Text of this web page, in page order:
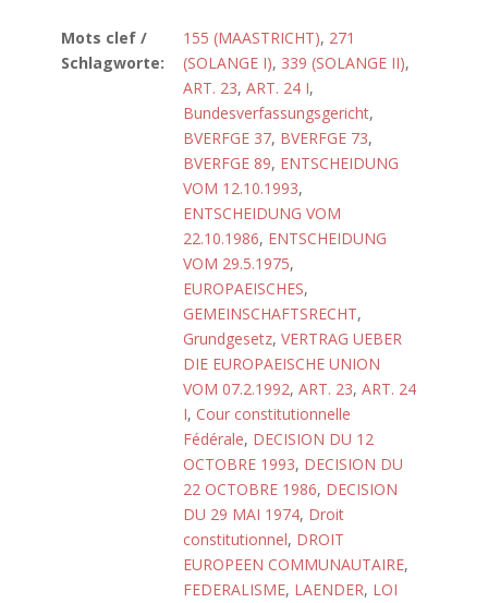
Mots clef /
Schlagworte:
155 (MAASTRICHT), 271
(SOLANGE I), 339 (SOLANGE II),
ART. 23, ART. 24 I,
Bundesverfassungsgericht,
BVERFGE 37, BVERFGE 73,
BVERFGE 89, ENTSCHEIDUNG
VOM 12.10.1993,
ENTSCHEIDUNG VOM
22.10.1986, ENTSCHEIDUNG
VOM 29.5.1975,
EUROPAEISCHES,
GEMEINSCHAFTSRECHT,
Grundgesetz, VERTRAG UEBER
DIE EUROPAEISCHE UNION
VOM 07.2.1992, ART. 23, ART. 24
I, Cour constitutionnelle
Fédérale, DECISION DU 12
OCTOBRE 1993, DECISION DU
22 OCTOBRE 1986, DECISION
DU 29 MAI 1974, Droit
constitutionnel, DROIT
EUROPEEN COMMUNAUTAIRE,
FEDERALISME, LAENDER, LOI